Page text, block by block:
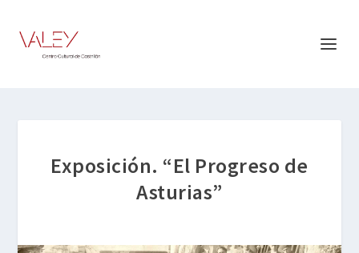
Exposición. “El Progreso de
Asturias”